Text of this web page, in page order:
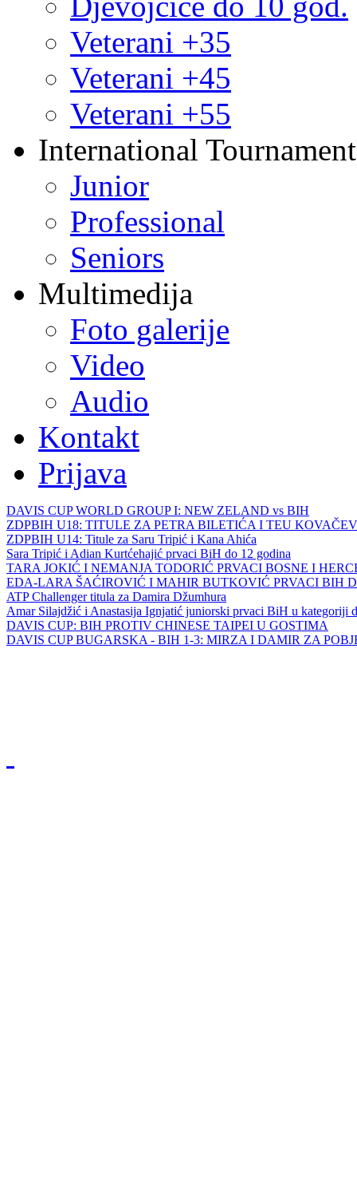
Veterani +35
Veterani +45
Veterani +55
International
Junior
Professional
Seniors
Multimedija
Foto galerije
Video
Audio
Kontakt
Prijava
DAVIS CUP WORLD GROUP I: NEW ZELAND vs BIH
ZDPBIH U18: TITULE ZA PETRA BILETIĆA I TEU
ZDPBIH U14: Titule za Saru Tripić i Kana Ahića
Sara Tripić i Adian Kurtćehajić prvaci BiH do 12 godina
TARA JOKIĆ I NEMANJA TODORIĆ PRVACI BOSNE I
EDA-LARA ŠAĆIROVIĆ I MAHIR BUTKOVIĆ PRVACI BIH
ATP Challenger titula za Damira Džumhura
Amar Silajdžić i Anastasija Ignjatić juniorski prvaci BiH u kategoriji
DAVIS CUP: BIH PROTIV CHINESE TAIPEI U GOSTIMA
DAVIS CUP BUGARSKA - BIH 1-3: MIRZA I DAMIR ZA